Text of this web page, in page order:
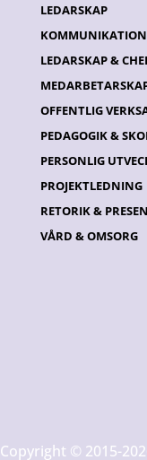
LEDARSKAP
LEDARSKAP &
OFFENTLIG
PEDAGOGIK &
PERSONLIG
PROJEKTLEDNING
RETORIK &
VÅRD & OMSORG
Copyright © 2015-